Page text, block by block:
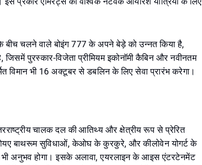
बीच चलने वाले बोइंग 777 के अपने बेड़े को उन्नत किया है,
जिसमें पुरस्कार-विजेता प्रीमियम इकोनॉमी कैबिन और नवीनतम
विमान भी 16 अक्टूबर से डबलिन के लिए सेवा प्रारंभ करेगा।
चालक दल की आतिथ्य और क्षेत्रीय रूप से प्रेरित
बाथरूम सुविधाओं, केओघ के कुरकुरे, और कीलोवेन योगर्ट के
अनुभव होगा। इसके अलावा, एयरलाइन के आइस एंटरटेनमेंट